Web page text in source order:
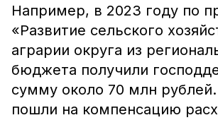
Например, в 2023 году по
«Развитие сельского
аграрии округа из
бюджета получили
сумму около 70 млн
пошли на компенсацию